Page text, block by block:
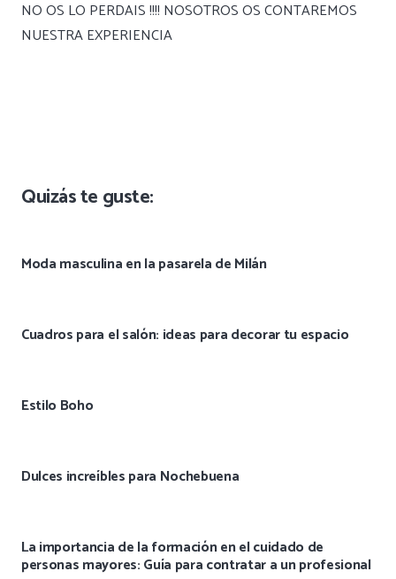
NO OS LO PERDAIS !!!! NOSOTROS OS CONTAREMOS
NUESTRA EXPERIENCIA
Quizás te guste:
Moda masculina en la pasarela de Milán
Cuadros para el salón: ideas para decorar tu espacio
Estilo Boho
Dulces increíbles para Nochebuena
La importancia de la formación en el cuidado de
personas mayores: Guía para contratar a un profesional